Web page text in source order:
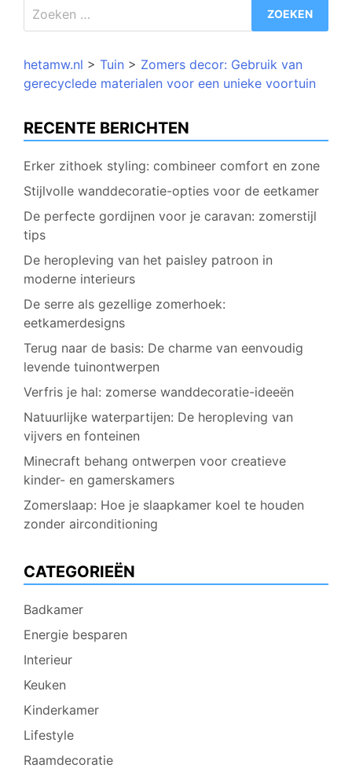
naar:
hetamw.nl > Tuin > Zomers decor: Gebruik van
gerecyclede materialen voor een unieke voortuin
RECENTE BERICHTEN
Erker zithoek styling: combineer comfort en zone
Stijlvolle wanddecoratie-opties voor de eetkamer
De perfecte gordijnen voor je caravan: zomerstijl
tips
De heropleving van het paisley patroon in
moderne interieurs
De serre als gezellige zomerhoek:
eetkamerdesigns
Terug naar de basis: De charme van eenvoudig
levende tuinontwerpen
Verfris je hal: zomerse wanddecoratie-ideeën
Natuurlijke waterpartijen: De heropleving van
vijvers en fonteinen
Minecraft behang ontwerpen voor creatieve
kinder- en gamerskamers
Zomerslaap: Hoe je slaapkamer koel te houden
zonder airconditioning
CATEGORIEËN
Badkamer
Energie besparen
Interieur
Keuken
Kinderkamer
Lifestyle
Raamdecoratie